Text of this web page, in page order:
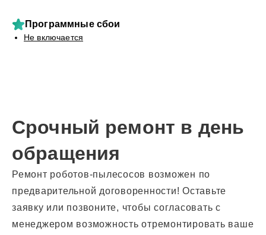
Программные сбои
Не включается
Срочный ремонт в день
обращения
Ремонт роботов-пылесосов возможен по
предварительной договоренности! Оставьте
заявку или позвоните, чтобы согласовать с
менеджером возможность отремонтировать ваше